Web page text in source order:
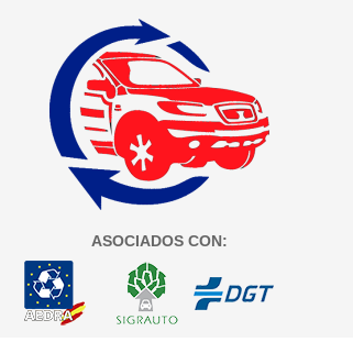
ASOCIADOS CON: